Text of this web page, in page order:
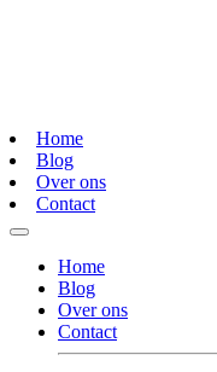
Home
Blog
Over ons
Contact
Home
Blog
Over ons
Contact